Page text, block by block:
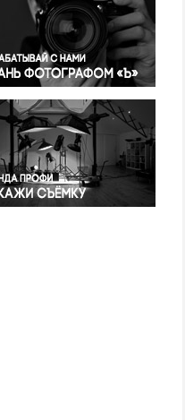
Политика
Правосудие
Происшествия и конфликты
Религия
Светская жизнь
Спорт
Экология
Экономика и бизнес